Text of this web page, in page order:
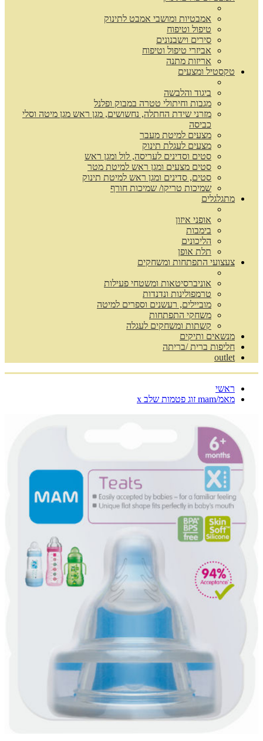
אמבטיות ומושבי אמבט לתינוק
טיפול וטיפוח
סירים וישבנונים
אביזרי טיפול וטיפוח
אריזות מתנה
טקסטיל ומצעים
ביגוד והלבשה
מגבות וחיתולי טטרה במבוק ופלנל
מזרני שידת החתלה, נחשושים, מגן ראש מגן מיטה וסלי
כביסה
מצעים למיטת מעבר
מצעים לעגלת תינוק
סטים וסדינים לעריסה, לול ומגן ראש
סטים מצעים ומגן ראש למיטת מטר
סטים, סדינים ומגן ראש למיטת תינוק
שמיכות טריקו/ שמיכות חורף
מתגלגלים
אופני איזון
בימבות
הליכונים
תלת אופן
צעצועי התפתחות ומשחקים
אוניברסיטאות ומשטחי פעילות
טרמפולינות ונדנדות
מוביילים, רעשנים וספרים למיטה
משחקי התפתחות
קשתות ומשחקים לעגלה
מנשאים ותיקים
חליפות ברית /בריתה
outlet
ראשי
מאמ/mam זוג פטמות שלב x